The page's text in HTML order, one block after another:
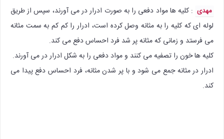
مهدی : کلیه ها مواد دفعی را به صورت ادرار در می آورند، سپس از طریق
لوله ای که کلیه را به مثانه وصل کرده است، ادرار را کم کم به سمت مثانه
می فرستد و زمانی که مثانه پر شد فرد احساس دفع می کند.
کلیه ها خون را تصفیه می کنند و مواد دفعی را به شکل ادرار در می آورند.
ادرار در مثانه جمع می شود و با پر شدن مثانه، فرد احساس دفع پیدا می
کند.